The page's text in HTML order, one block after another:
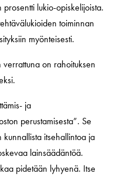
lukio-opiskelijoista.
toiminnan
myönteisesti.
verrattuna on rahoituksen
ja
perustamisesta”. Se
kunnallista itsehallintoa ja
lainsäädäntöä.
pidetään lyhyenä. Itse